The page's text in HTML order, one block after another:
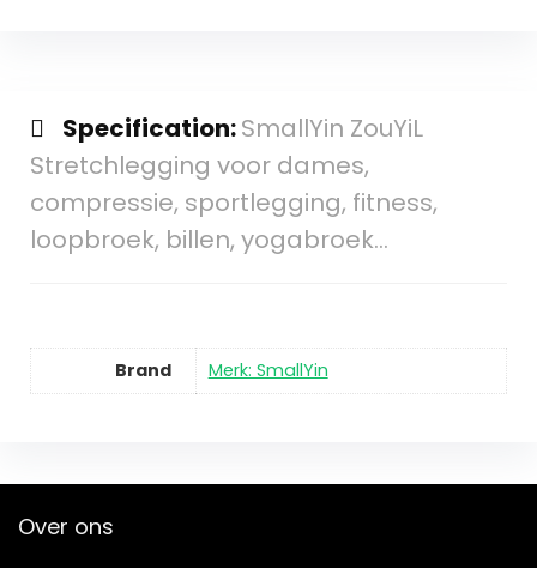
Specification:SmallYin ZouYiL
Stretchlegging voor dames,
compressie, sportlegging, fitness,
loopbroek, billen, yogabroek…
Brand Merk: SmallYin
Over ons